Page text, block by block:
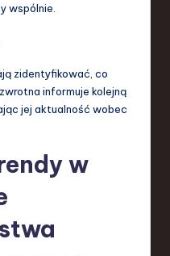
wspólnie.
zidentyfikować, co
informuje kolejną
jej aktualność wobec
w